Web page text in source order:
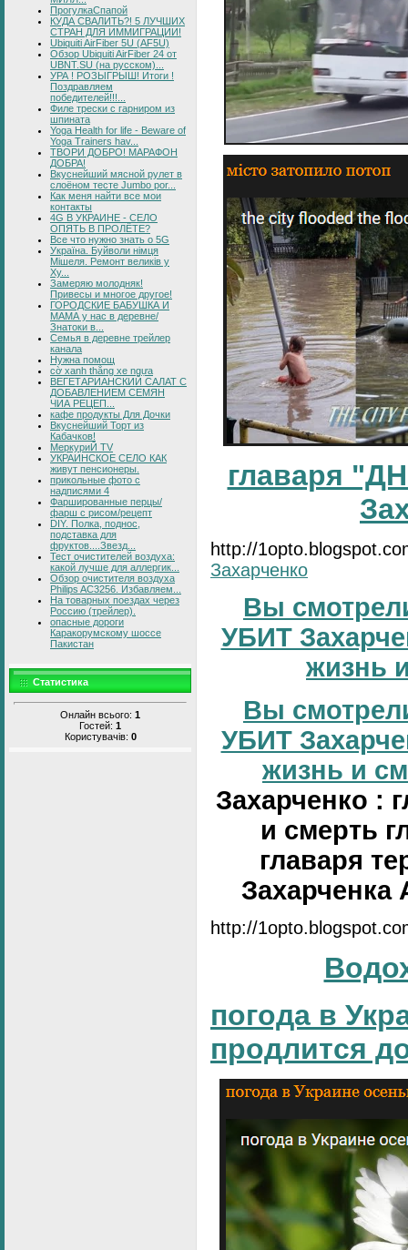
ПрогулкаСпапой
КУДА СВАЛИТЬ?! 5 ЛУЧШИХ
СТРАН ДЛЯ ИММИГРАЦИИ!
Ubiquiti AirFiber 5U (AF5U)
Обзор Ubiquiti AirFiber 24 от
UBNT.SU (на русском)...
УРА ! РОЗЫГРЫШ! Итоги !
Поздравляем
победителей!!!...
Филе трески с гарниром из
шпината
Yoga Health for life - Beware of
Yoga Trainers hav...
ТВОРИ ДОБРО! МАРАФОН
ДОБРА!
Вкуснейший мясной рулет в
слоёном тесте Jumbo por...
Как меня найти все мои
контакты
4G В УКРАИНЕ - СЕЛО
ОПЯТЬ В ПРОЛЁТЕ?
Все что нужно знать о 5G
Україна. Буйволи німця
Мішеля. Ремонт великів у
Ху...
Замеряю молодняк!
Привесы и многое другое!
ГОРОДСКИЕ БАБУШКА И
МАМА у нас в деревне/
Знатоки в...
Семья в деревне трейлер
канала
Нужна помощ
cờ xanh thắng xe ngựa
ВЕГЕТАРИАНСКИЙ САЛАТ С
ДОБАВЛЕНИЕМ СЕМЯН
ЧИА РЕЦЕП...
кафе продукты Для Дочки
Вкуснейший Торт из
Кабачков!
МеркуриЙ TV
УКРАИНСКОЕ СЕЛО КАК
живут пенсионеры.
прикольные фото с
надписями 4
Фаршированные перцы/
фарш с рисом/рецепт
DIY. Полка, поднос,
подставка для
фруктов....Звезд...
Тест очистителей воздуха:
какой лучше для аллергик...
Обзор очистителя воздуха
Philips AC3256. Избавляем...
На товарных поездах через
Россию (трейлер).
опасные дороги
Каракорумскому шоссе
Пакистан
Статистика
Онлайн всього: 1
Гостей: 1
Користувачів: 0
главаря
http://
Захарченко
Вы
УБИТ
жизнь
Вы
УБИТ
жизнь и
Захарченко :
и смерть
главаря
Захарченка
http://
погода в
продлится